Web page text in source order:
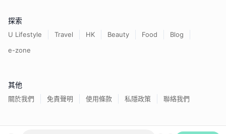
探索
U Lifestyle Travel HK Beauty Food
Blog
e-zone
其他
關於我們 免責聲明 使用條款 私隱政策 聯絡我們